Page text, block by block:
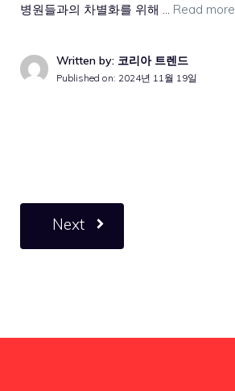
병원들과의 차별화를 위해 … Read more
Written by: 코리아 트렌드
Published on: 2024년 11월 19일
Next